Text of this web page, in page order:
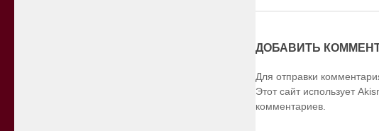
ДОБАВИТЬ
Для отправки
Этот сайт использует
комментариев.